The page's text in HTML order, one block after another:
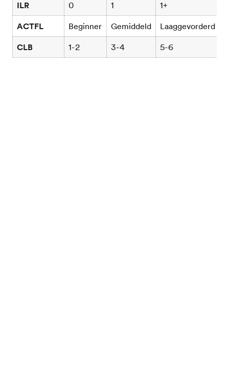
ILR
0 1 1+
ACTFL
Beginner Gemiddeld Laaggevorderd
CLB
1-2 3-4 5-6